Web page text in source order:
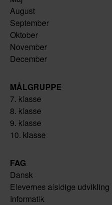
August
September
Oktober
November
December
MÅLGRUPPE
7. klasse
8. klasse
9. klasse
10. klasse
FAG
Dansk
Elevernes alsidige udvikling
Informatik